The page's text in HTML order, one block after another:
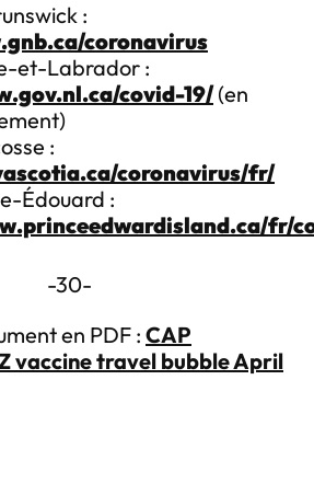
:
coronavirus
et-Labrador :
covid-19/(en
:
coronavirus/fr/
Édouard :
fr/
-30-
en PDF : CAP
vaccine travel bubble April